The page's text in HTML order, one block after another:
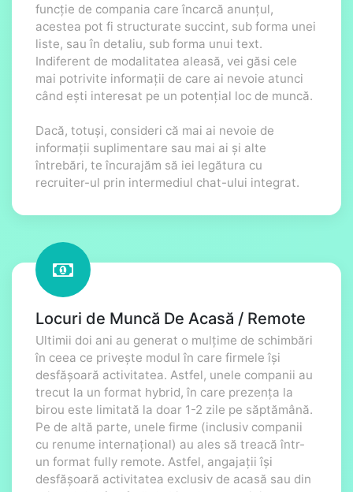
funcție de compania care încarcă anunțul,
acestea pot fi structurate succint, sub forma unei
liste, sau în detaliu, sub forma unui text.
Indiferent de modalitatea aleasă, vei găsi cele
mai potrivite informații de care ai nevoie atunci
când ești interesat pe un potențial loc de muncă.
Dacă, totuși, consideri că mai ai nevoie de
informații suplimentare sau mai ai și alte
întrebări, te încurajăm să iei legătura cu
recruiter-ul prin intermediul chat-ului integrat.
Locuri de Muncă De Acasă / Remote
Ultimii doi ani au generat o mulțime de schimbări
în ceea ce privește modul în care firmele își
desfășoară activitatea. Astfel, unele companii au
trecut la un format hybrid, în care prezența la
birou este limitată la doar 1-2 zile pe săptămână.
Pe de altă parte, unele firme (inclusiv companii
cu renume internațional) au ales să treacă într-
un format fully remote. Astfel, angajații își
desfășoară activitatea exclusiv de acasă sau din